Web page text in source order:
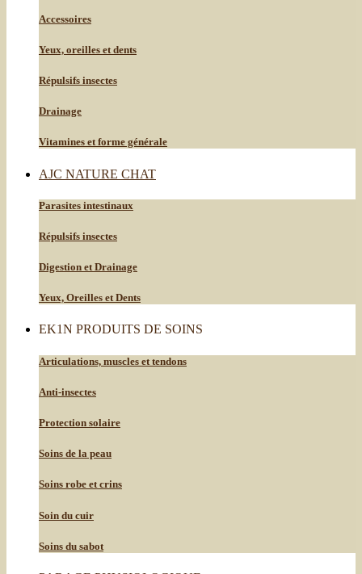
Accessoires
Yeux, oreilles et dents
Répulsifs insectes
Drainage
Vitamines et forme générale
AJC NATURE CHAT
Parasites intestinaux
Répulsifs insectes
Digestion et Drainage
Yeux, Oreilles et Dents
EK1N PRODUITS DE SOINS
Articulations, muscles et tendons
Anti-insectes
Protection solaire
Soins de la peau
Soins robe et crins
Soin du cuir
Soins du sabot